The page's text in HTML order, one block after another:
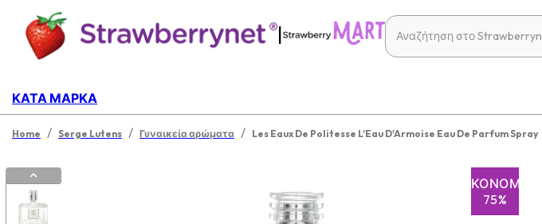
|
ΚΑΤΆ ΜΆΡΚΑ
Home / Serge Lutens / Γυναικεία αρώματα / Les Eaux De Politesse L'Eau D'Armoise Eau De Parfum Spray
ΕΞΟΙΚΟΝΌΜΗΣΗ
75%